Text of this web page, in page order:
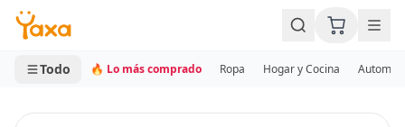
MINI CARRITO
0 productos
Todo 🔥 Lo más comprado Ropa Hogar y Cocina